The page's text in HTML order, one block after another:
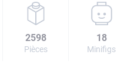
2598
Pièces
18
Minifigs